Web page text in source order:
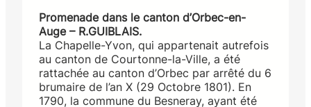
Promenade dans le canton d’Orbec-en-
Auge – R.GUIBLAIS.
La Chapelle-Yvon, qui appartenait autrefois
au canton de Courtonne-la-Ville, a été
rattachée au canton d’Orbec par arrêté du 6
brumaire de l’an X (29 Octobre 1801). En
1790, la commune du Besneray, ayant été